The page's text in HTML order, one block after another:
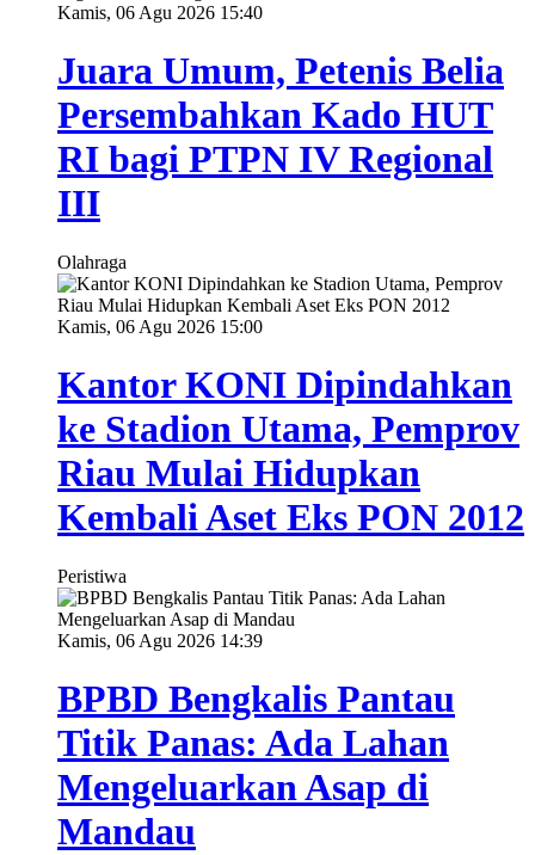
Kamis, 06 Agu 2026 15:40
Juara Umum, Petenis Belia
Persembahkan Kado HUT
RI bagi PTPN IV Regional
III
Olahraga
Kamis, 06 Agu 2026 15:00
Kantor KONI Dipindahkan
ke Stadion Utama, Pemprov
Riau Mulai Hidupkan
Kembali Aset Eks PON 2012
Peristiwa
Kamis, 06 Agu 2026 14:39
BPBD Bengkalis Pantau
Titik Panas: Ada Lahan
Mengeluarkan Asap di
Mandau